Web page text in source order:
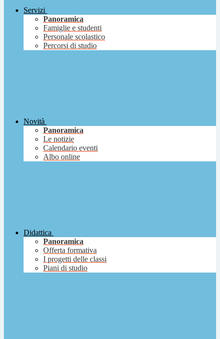
Servizi
Panoramica
Famiglie e studenti
Personale scolastico
Percorsi di studio
Novità
Panoramica
Le notizie
Calendario eventi
Albo online
Didattica
Panoramica
Offerta formativa
I progetti delle classi
Piani di studio